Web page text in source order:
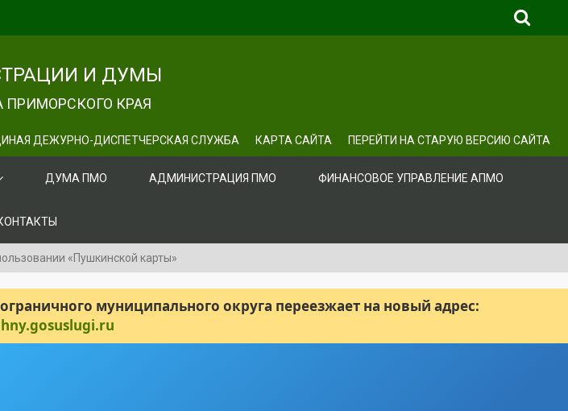
И ДУМЫ
КРАЯ
ДЕЖУРНО-ДИСПЕТЧЕРСКАЯ СЛУЖБА КАРТА САЙТА ПЕРЕЙТИ НА СТАРУЮ ВЕРСИЮ САЙТА
ДУМА ПМО АДМИНИСТРАЦИЯ ПМО ФИНАНСОВОЕ УПРАВЛЕНИЕ АПМО
«Пушкинской карты»
муниципального округа переезжает на новый адрес: